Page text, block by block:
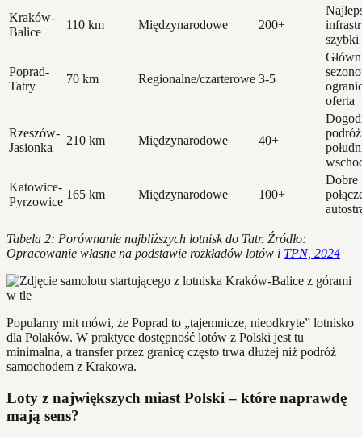
Kraków-
Balice
110 km Międzynarodowe 200+
szybki
Poprad-
Tatry
70 km Regionalne/czarterowe 3-5
oferta
Rzeszów-
Jasionka
210 km Międzynarodowe 40+
Katowice-
Pyrzowice
165 km Międzynarodowe 100+
Dobre
Tabela 2: Porównanie najbliższych lotnisk do Tatr. Źródło:
Opracowanie własne na podstawie rozkładów lotów i TPN, 2024
Popularny mit mówi, że Poprad to „tajemnicze, nieodkryte” lotnisko
dla Polaków. W praktyce dostępność lotów z Polski jest tu
minimalna, a transfer przez granicę często trwa dłużej niż podróż
samochodem z Krakowa.
Loty z największych miast Polski – które naprawdę
mają sens?